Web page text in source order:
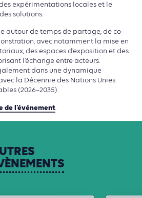
expérimentations locales et le
solutions.
autour de temps de partage, de co-
avec notamment la mise en
des espaces d’exposition et des
l’échange entre acteurs.
dans une dynamique
la Décennie des Nations Unies
(2026–2035).
de l’événement